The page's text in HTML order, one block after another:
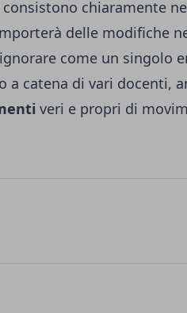
chiaramente
delle modifiche
come un singolo
catena di vari docenti,
veri e propri di